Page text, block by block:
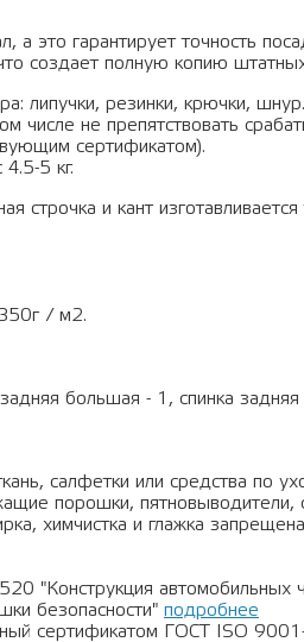
это гарантирует точность
создает полную копию
липучки, резинки, крючки,
числе не препятствовать
сертификатом).
5 кг.
и кант изготавливается
/ м2.
большая - 1, спинка
салфетки или средства по
порошки,
химчистка и глажка
"Конструкция автомобильных
безопасности" подробнее
сертификатом ГОСТ ISO